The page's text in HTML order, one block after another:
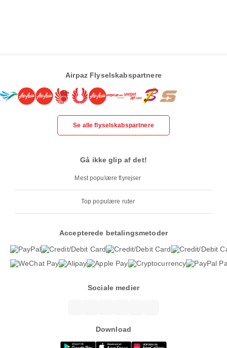
Airpaz Flyselskabspartnere
Se alle flyselskabspartnere
Gå ikke glip af det!
Mest populære flyrejser
Top populære ruter
Accepterede betalingsmetoder
Sociale medier
Download